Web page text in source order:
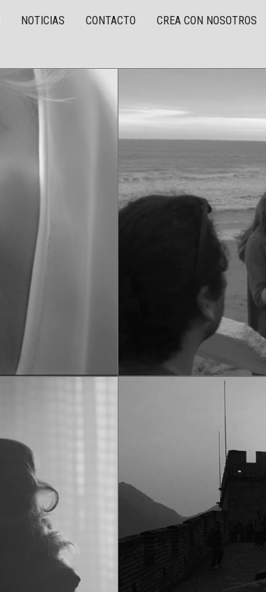
NOTICIAS CONTACTO CREA CON NOSOTROS